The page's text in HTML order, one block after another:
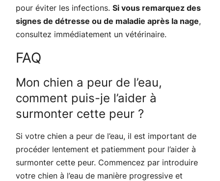
pour éviter les infections. Si vous remarquez des
signes de détresse ou de maladie après la nage,
consultez immédiatement un vétérinaire.
FAQ
Mon chien a peur de l’eau,
comment puis-je l’aider à
surmonter cette peur ?
Si votre chien a peur de l’eau, il est important de
procéder lentement et patiemment pour l’aider à
surmonter cette peur. Commencez par introduire
votre chien à l’eau de manière progressive et